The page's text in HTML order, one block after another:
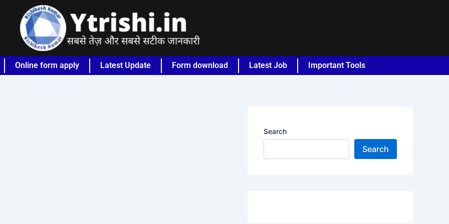
Online form apply Latest Update Form download Latest Job Important Tools
Search
Search